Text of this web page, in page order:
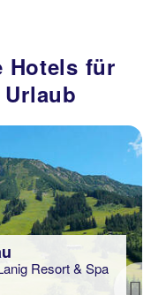
Hotels für
Resort & Spa